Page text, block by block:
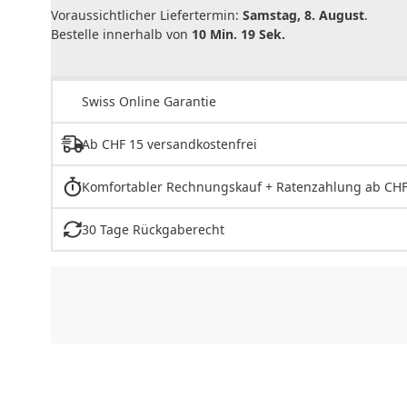
Voraussichtlicher Liefertermin: Samstag, 8. August.
Bestelle innerhalb von 10 Min. 19 Sek.
Swiss Online Garantie
Ab CHF 15 versandkostenfrei
Komfortabler Rechnungskauf + Ratenzahlung ab
30 Tage Rückgaberecht